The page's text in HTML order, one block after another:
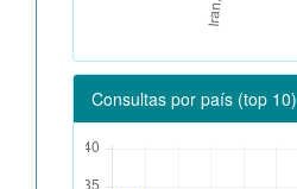
Consultas por país (top 10)